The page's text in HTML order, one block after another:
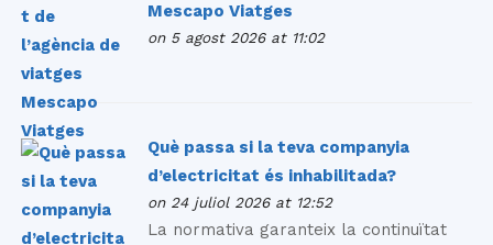
Mescapo Viatges
on 5 agost 2026 at 11:02
Què passa si la teva companyia
d’electricitat és inhabilitada?
on 24 juliol 2026 at 12:52
La normativa garanteix la continuïtat